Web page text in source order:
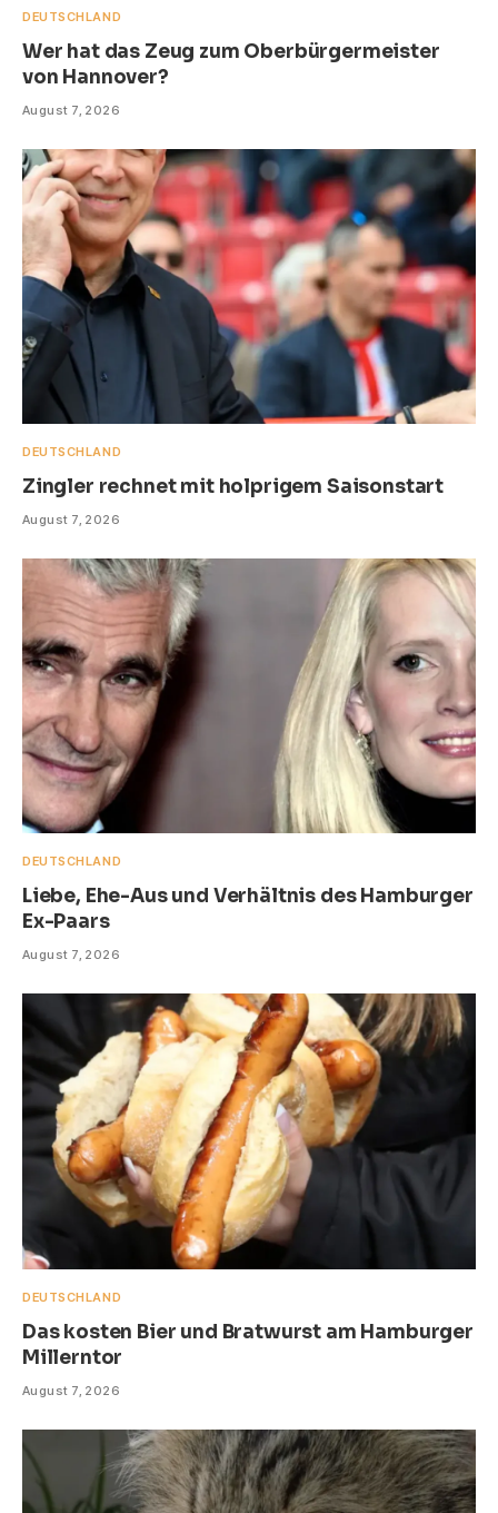
DEUTSCHLAND
Wer hat das Zeug zum Oberbürgermeister
von Hannover?
August 7, 2026
DEUTSCHLAND
Zingler rechnet mit holprigem Saisonstart
August 7, 2026
DEUTSCHLAND
Liebe, Ehe-Aus und Verhältnis des Hamburger
Ex-Paars
August 7, 2026
DEUTSCHLAND
Das kosten Bier und Bratwurst am Hamburger
Millerntor
August 7, 2026